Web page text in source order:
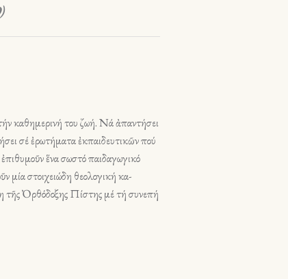
καθημερινή του ζωή. Νά ἀπαντήσει
σέ ἐρωτήματα ἐκπαιδευτικῶν πού
ἕνα σωστό παιδαγωγικό
μία στοιχειώδη θεολογική κα­
τῆς Ὀρθόδοξης Πίστης μέ τή συ­νεπή